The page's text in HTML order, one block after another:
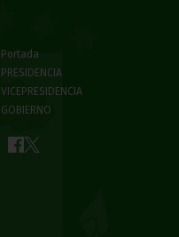
Portada
PRESIDENCIA
VICEPRESIDENCIA
GOBIERNO